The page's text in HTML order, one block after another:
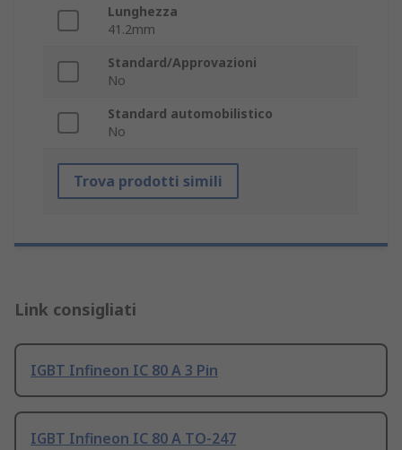
Lunghezza
41.2mm
Standard/Approvazioni
No
Standard automobilistico
No
Trova prodotti simili
Link consigliati
IGBT Infineon IC 80 A 3 Pin
IGBT Infineon IC 80 A TO-247